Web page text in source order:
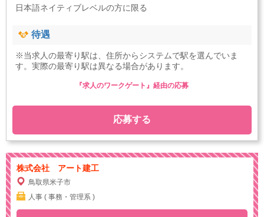
日本語ネイティブレベルの方に限る
待遇
※当求人の最寄り駅は、住所からシステムで駅を選んでいま
す。実際の最寄り駅は異なる場合があります。
応募する
『求人のワークゲート』経由の応募
株式会社 アート建工
鳥取県米子市
人事 ( 事務・管理系 )